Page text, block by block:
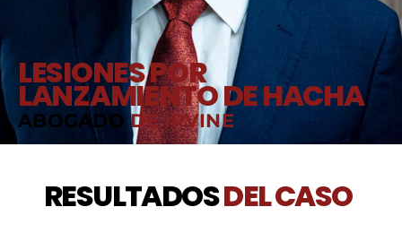
LESIONES POR
LANZAMIENTO DE HACHA
ABOGADO DE IRVINE
RESULTADOSDEL CASO